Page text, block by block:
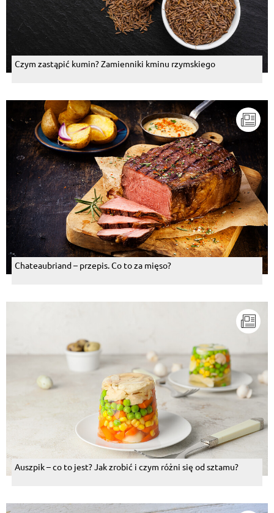
Czym zastąpić kumin? Zamienniki kminu rzymskiego
Chateaubriand – przepis. Co to za mięso?
Auszpik – co to jest? Jak zrobić i czym różni się od sztamu?